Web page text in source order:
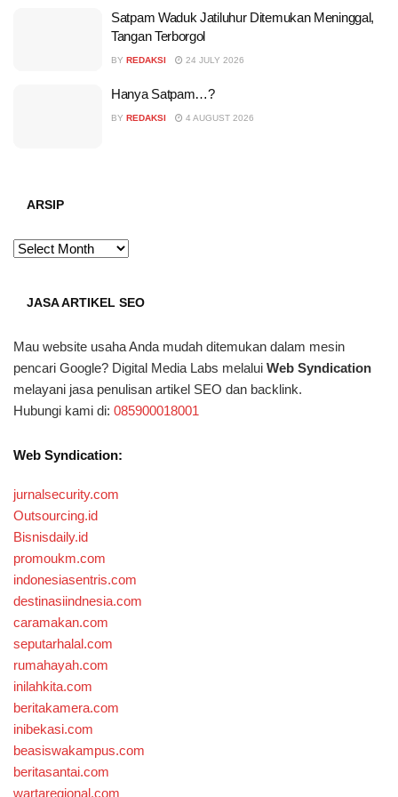
Satpam Waduk Jatiluhur Ditemukan Meninggal,
Tangan Terborgol
BY REDAKSI 24 JULY 2026
Hanya Satpam…?
BY REDAKSI 4 AUGUST 2026
ARSIP
ARSIP
JASA ARTIKEL SEO
Mau website usaha Anda mudah ditemukan dalam mesin
pencari Google? Digital Media Labs melalui Web Syndication
melayani jasa penulisan artikel SEO dan backlink.
Hubungi kami di: 085900018001
Web Syndication:
jurnalsecurity.com
Outsourcing.id
Bisnisdaily.id
promoukm.com
indonesiasentris.com
destinasiindnesia.com
caramakan.com
seputarhalal.com
rumahayah.com
inilahkita.com
beritakamera.com
inibekasi.com
beasiswakampus.com
beritasantai.com
wartaregional.com